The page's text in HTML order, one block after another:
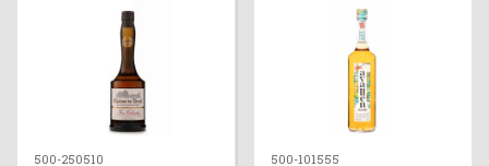
500-250510 500-101555